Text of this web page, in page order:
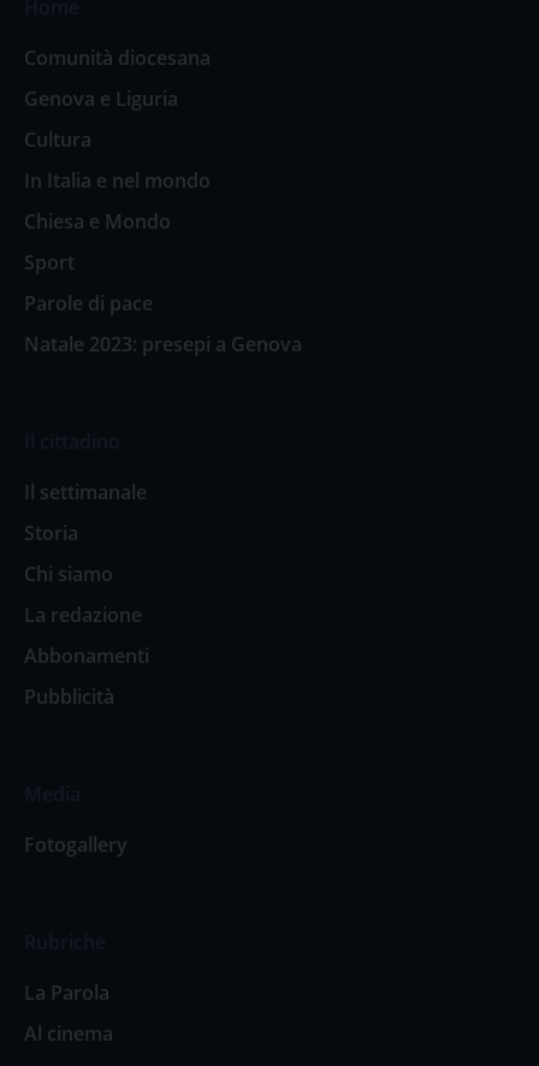
Comunità diocesana
Genova e Liguria
Cultura
In Italia e nel mondo
Chiesa e Mondo
Sport
Parole di pace
Natale 2023: presepi a Genova
Il settimanale
Storia
Chi siamo
La redazione
Abbonamenti
Pubblicità
Fotogallery
La Parola
Al cinema